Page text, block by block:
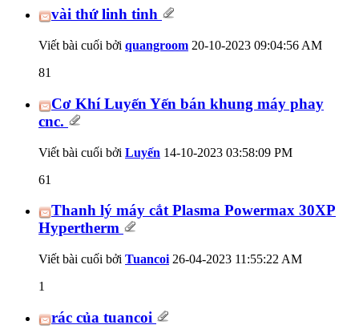
vài thứ linh tinh
Viết bài cuối bởi quangroom 20-10-2023 09:04:56 AM
81
Cơ Khí Luyến Yến bán khung máy phay
cnc.
Viết bài cuối bởi Luyến 14-10-2023 03:58:09 PM
61
Thanh lý máy cắt Plasma Powermax 30XP
Hypertherm
Viết bài cuối bởi Tuancoi 26-04-2023 11:55:22 AM
1
rác của tuancoi